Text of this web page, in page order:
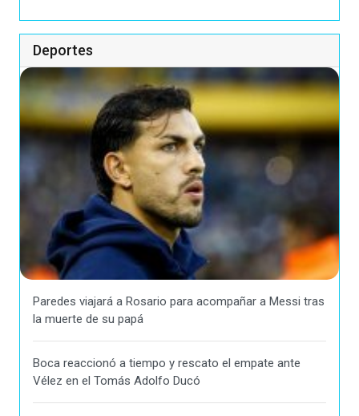
Deportes
Paredes viajará a Rosario para acompañar a Messi tras
la muerte de su papá
Boca reaccionó a tiempo y rescato el empate ante
Vélez en el Tomás Adolfo Ducó